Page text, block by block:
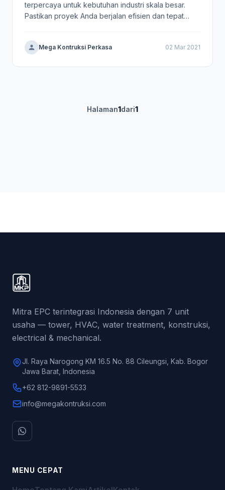
terpercaya untuk kebutuhan industri skala besar.
Pastikan proyek Anda berjalan efisien dan tepat
Mega Kontruksi Perkasa 02 Mar 2021
Halaman1dari1
Mitra EPC terintegrasi Indonesia dengan 7 unit
usaha — tower, HVAC, water treatment, konstruksi,
electrical & mechanical.
Jl. Raya Narogong KM 16.5 No. 88 Cileungsi, Kab. Bogor
Jawa Barat, Indonesia
+62 812-9891-5533
info@megakontruksi.com
MENU CEPAT